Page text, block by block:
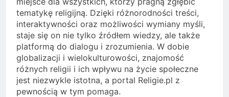
tematykę religijną. Dzięki różnorodności treści,
interaktywności oraz możliwości wymiany myśli,
staje się on nie tylko źródłem wiedzy, ale także
platformą do dialogu i zrozumienia. W dobie
globalizacji i wielokulturowości, znajomość
różnych religii i ich wpływu na życie społeczne
jest niezwykle istotna, a portal Religie.pl z
pewnością w tym pomaga.